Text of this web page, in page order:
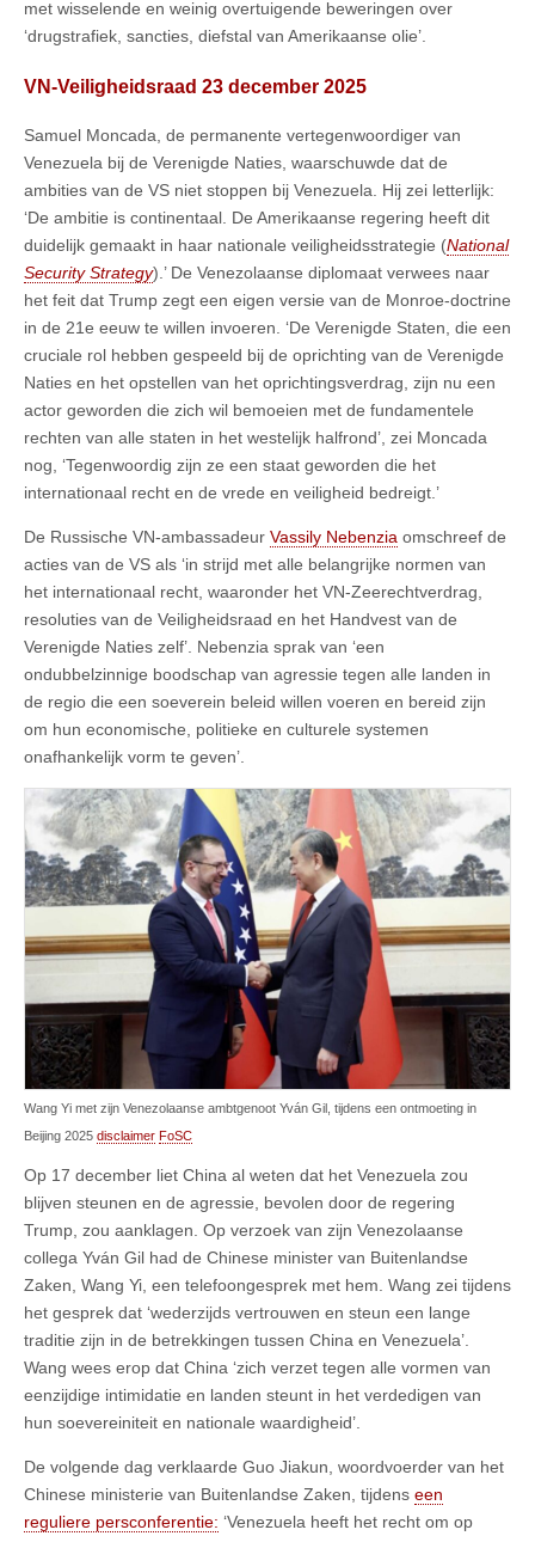
met wisselende en weinig overtuigende beweringen over
‘drugstrafiek, sancties, diefstal van Amerikaanse olie’.
VN-Veiligheidsraad 23 december 2025
Samuel Moncada, de permanente vertegenwoordiger van
Venezuela bij de Verenigde Naties, waarschuwde dat de
ambities van de VS niet stoppen bij Venezuela. Hij zei letterlijk:
‘De ambitie is continentaal. De Amerikaanse regering heeft dit
duidelijk gemaakt in haar nationale veiligheidsstrategie (National
Security Strategy).’ De Venezolaanse diplomaat verwees naar
het feit dat Trump zegt een eigen versie van de Monroe-doctrine
in de 21e eeuw te willen invoeren. ‘De Verenigde Staten, die een
cruciale rol hebben gespeeld bij de oprichting van de Verenigde
Naties en het opstellen van het oprichtingsverdrag, zijn nu een
actor geworden die zich wil bemoeien met de fundamentele
rechten van alle staten in het westelijk halfrond’, zei Moncada
nog, ‘Tegenwoordig zijn ze een staat geworden die het
internationaal recht en de vrede en veiligheid bedreigt.’
De Russische VN-ambassadeur Vassily Nebenzia omschreef de
acties van de VS als ‘in strijd met alle belangrijke normen van
het internationaal recht, waaronder het VN-Zeerechtverdrag,
resoluties van de Veiligheidsraad en het Handvest van de
Verenigde Naties zelf’. Nebenzia sprak van ‘een
ondubbelzinnige boodschap van agressie tegen alle landen in
de regio die een soeverein beleid willen voeren en bereid zijn
om hun economische, politieke en culturele systemen
onafhankelijk vorm te geven’.
Wang Yi met zijn Venezolaanse ambtgenoot Yván Gil, tijdens een ontmoeting in
Beijing 2025 disclaimer FoSC
Op 17 december liet China al weten dat het Venezuela zou
blijven steunen en de agressie, bevolen door de regering
Trump, zou aanklagen. Op verzoek van zijn Venezolaanse
collega Yván Gil had de Chinese minister van Buitenlandse
Zaken, Wang Yi, een telefoongesprek met hem. Wang zei tijdens
het gesprek dat ‘wederzijds vertrouwen en steun een lange
traditie zijn in de betrekkingen tussen China en Venezuela’.
Wang wees erop dat China ‘zich verzet tegen alle vormen van
eenzijdige intimidatie en landen steunt in het verdedigen van
hun soevereiniteit en nationale waardigheid’.
De volgende dag verklaarde Guo Jiakun, woordvoerder van het
Chinese ministerie van Buitenlandse Zaken, tijdens een
reguliere persconferentie: ‘Venezuela heeft het recht om op